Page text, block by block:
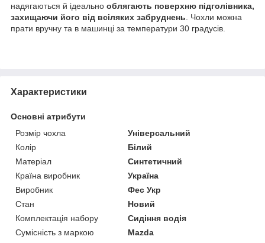
надягаються й ідеально облягають поверхню підголівника,
захищаючи його від всіляких забруднень . Чохли можна
прати вручну та в машинці за температури 30 градусів.
Характеристики
Основні атрибути
Розмір чохла
Універсальний
Колір
Білий
Матеріал
Синтетичний
Країна виробник
Україна
Виробник
Фес Укр
Стан
Новий
Комплектація набору
Сидіння водія
Сумісність з маркою
Mazda